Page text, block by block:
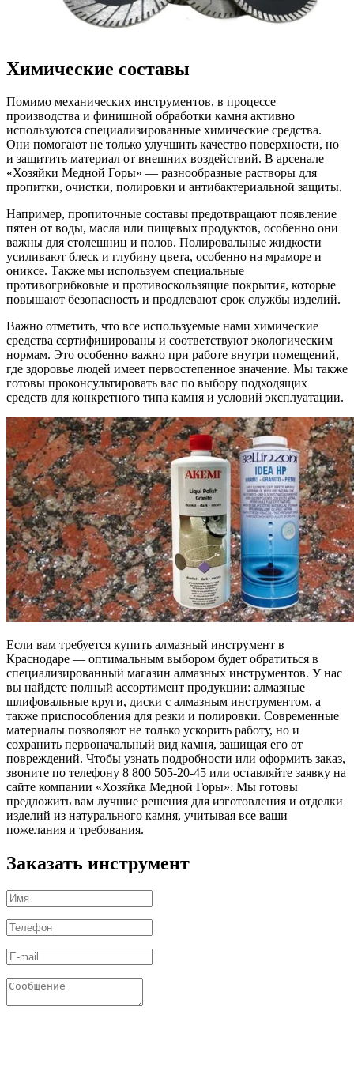
Химические составы
Помимо механических инструментов, в процессе
производства и финишной обработки камня активно
используются специализированные химические средства.
Они помогают не только улучшить качество поверхности, но
и защитить материал от внешних воздействий. В арсенале
«Хозяйки Медной Горы» — разнообразные растворы для
пропитки, очистки, полировки и антибактериальной защиты.
Например, пропиточные составы предотвращают появление
пятен от воды, масла или пищевых продуктов, особенно они
важны для столешниц и полов. Полировальные жидкости
усиливают блеск и глубину цвета, особенно на мраморе и
ониксе. Также мы используем специальные
противогрибковые и противоскользящие покрытия, которые
повышают безопасность и продлевают срок службы изделий.
Важно отметить, что все используемые нами химические
средства сертифицированы и соответствуют экологическим
нормам. Это особенно важно при работе внутри помещений,
где здоровье людей имеет первостепенное значение. Мы также
готовы проконсультировать вас по выбору подходящих
средств для конкретного типа камня и условий эксплуатации.
Если вам требуется купить алмазный инструмент в
Краснодаре — оптимальным выбором будет обратиться в
специализированный магазин алмазных инструментов. У нас
вы найдете полный ассортимент продукции: алмазные
шлифовальные круги, диски с алмазным инструментом, а
также приспособления для резки и полировки. Современные
материалы позволяют не только ускорить работу, но и
сохранить первоначальный вид камня, защищая его от
повреждений. Чтобы узнать подробности или оформить заказ,
звоните по телефону 8 800 505-20-45 или оставляйте заявку на
сайте компании «Хозяйка Медной Горы». Мы готовы
предложить вам лучшие решения для изготовления и отделки
изделий из натурального камня, учитывая все ваши
пожелания и требования.
Заказать инструмент